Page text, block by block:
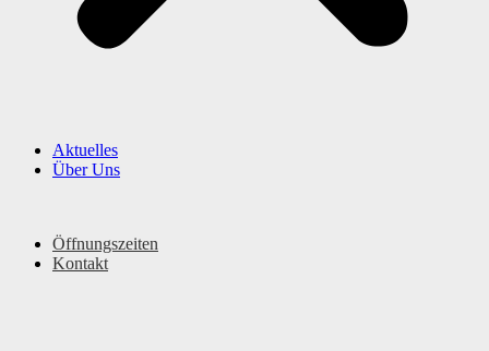
Aktuelles
Über Uns
Öffnungszeiten
Kontakt